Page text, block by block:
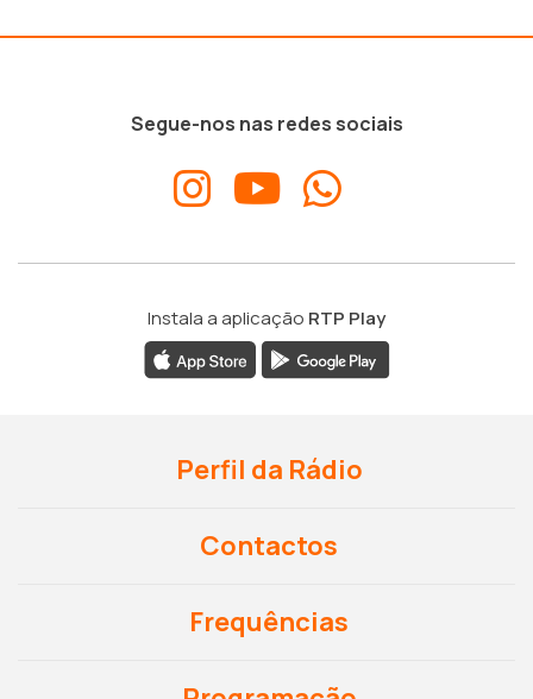
Segue-nos nas redes sociais
Instala a aplicação RTP Play
Perfil da Rádio
Contactos
Frequências